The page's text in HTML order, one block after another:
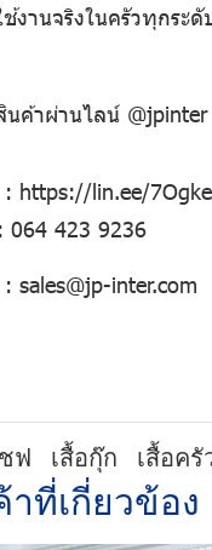
งานจริงในครัวทุกระ
ค้าผ่านไลน์ @jpinter
: https://lin.ee/
: 064 423 9236
: sales@jp-inter.com
ฟ เสื้อกุ๊ก เสื้อครั
ที่เกี่ยวข้อง